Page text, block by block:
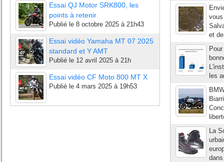
Essai QJ Motor SRK800, les
points à retenir
Publié le 8 octobre 2025 à 21h43
Essai vidéo Yamaha MT 07 2025
standard et Y AMT
Publié le 12 avril 2025 à 21h
Essai vidéo CF Moto 800 MT X
Publié le 4 mars 2025 à 19h53
et
les
La